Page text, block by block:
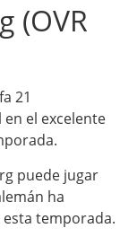
(OVR
el excelente
puede jugar
ha
temporada.